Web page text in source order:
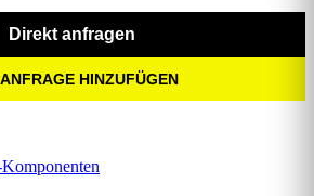
Direkt anfragen
HINZUFÜGEN